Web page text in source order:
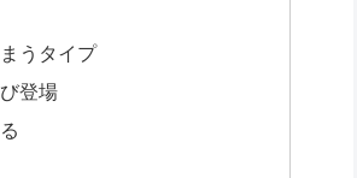
うタイプ
登場